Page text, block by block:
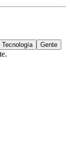
Tecnología Gente
.